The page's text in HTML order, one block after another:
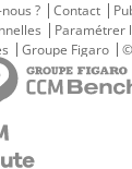
?
Contact
Paramétrer
Groupe Figaro